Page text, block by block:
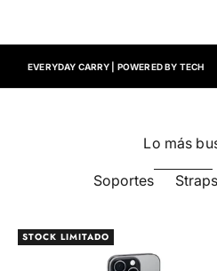
EVERYDAY CARRY | POWERED BY TECH
Lo más
Soportes Straps
STOCK LIMITADO